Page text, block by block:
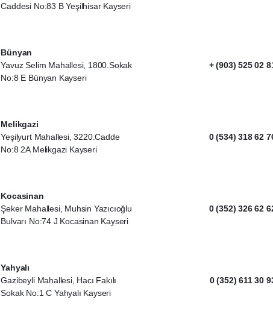
Caddesi No:83 B Yeşilhisar Kayseri
Bünyan
Yavuz Selim Mahallesi, 1800.Sokak
No:8 E Bünyan Kayseri
+ (903) 525 02
Melikgazi
Yeşilyurt Mahallesi, 3220.Cadde
No:8 2A Melikgazi Kayseri
0 (534) 318 62
Kocasinan
Şeker Mahallesi, Muhsin Yazıcıoğlu
Bulvarı No:74 J Kocasinan Kayseri
0 (352) 326 62
Yahyalı
Gazibeyli Mahallesi, Hacı Fakılı
Sokak No:1 C Yahyalı Kayseri
0 (352) 611 30